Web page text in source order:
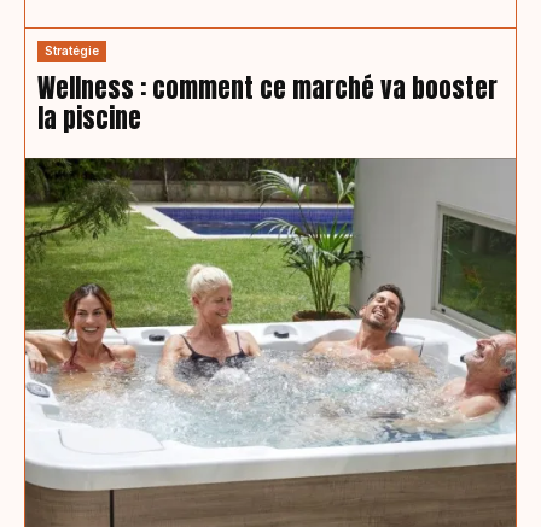
Stratégie
Wellness : comment ce marché va booster
la piscine